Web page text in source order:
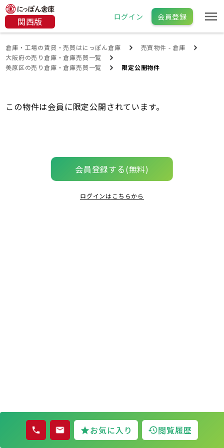
関西版 ログイン 会員登録
倉庫・工場の賃貸・売買はにっぽん倉庫
売買物件 - 倉庫
大阪府の売り倉庫・倉庫売買一覧
美原区の売り倉庫・倉庫売買一覧
限定公開物件
お気に入り 閲覧履歴
この物件は会員に限定公開されています。
会員登録する(無料)
ログインはこちらから